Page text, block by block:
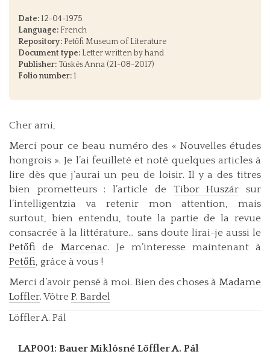
Date:12-04-1975
Language: French
Repository: Petőfi Museum of Literature
Document type: Letter written by hand
Publisher: Tüskés Anna (21-08-2017)
Folio number:1
Cher ami,
Merci pour ce beau numéro des « Nouvelles études
hongrois ». Je l’ai feuilleté et noté quelques articles à
lire dès que j’aurai un peu de loisir. Il y a des titres
bien prometteurs : l’article de Tibor Huszár sur
l’intelligentzia va retenir mon attention, mais
surtout, bien entendu, toute la partie de la revue
consacrée à la littérature... sans doute lirai-je aussi le
Petőfi de Marcenac. Je m’interesse maintenant à
Petőfi, grâce à vous !
Merci d’avoir pensé à moi. Bien des choses à Madame
Loffler. Vôtre P. Bardel
Löffler A. Pál
LAP001: Bauer Miklósné Löffler A. Pál